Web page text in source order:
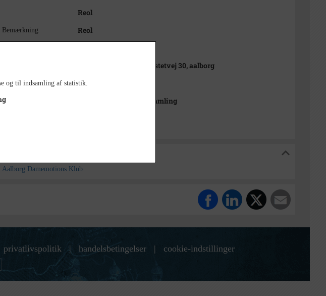
Reol
Bemærkning Reol
Svend Clemmensen Kastetvej 30, aalborg
Størrelse 12x18 cm
Arkiv SIFA Idrætshistorisk Samling
Aalborg Damemotions Klub
privatlivspolitik | handelsbetingelser | cookie-indstillinger
og til indsamling af statistik.